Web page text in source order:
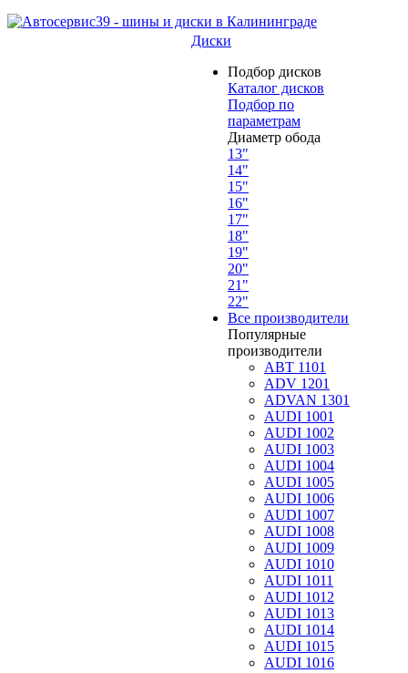
Диски
Подбор дисков
Каталог дисков
Подбор по
параметрам
Диаметр обода
13"
14"
15"
16"
17"
18"
19"
20"
21"
22"
Все производители
Популярные
производители
ABT 1101
ADV 1201
ADVAN 1301
AUDI 1001
AUDI 1002
AUDI 1003
AUDI 1004
AUDI 1005
AUDI 1006
AUDI 1007
AUDI 1008
AUDI 1009
AUDI 1010
AUDI 1011
AUDI 1012
AUDI 1013
AUDI 1014
AUDI 1015
AUDI 1016